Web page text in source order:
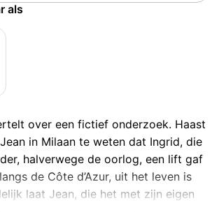
als
over een fictief onderzoek. Haast
in Milaan te weten dat Ingrid, die
halverwege de oorlog, een lift gaf
de Côte d’Azur, uit het leven is
laat Jean, die het met zijn eigen